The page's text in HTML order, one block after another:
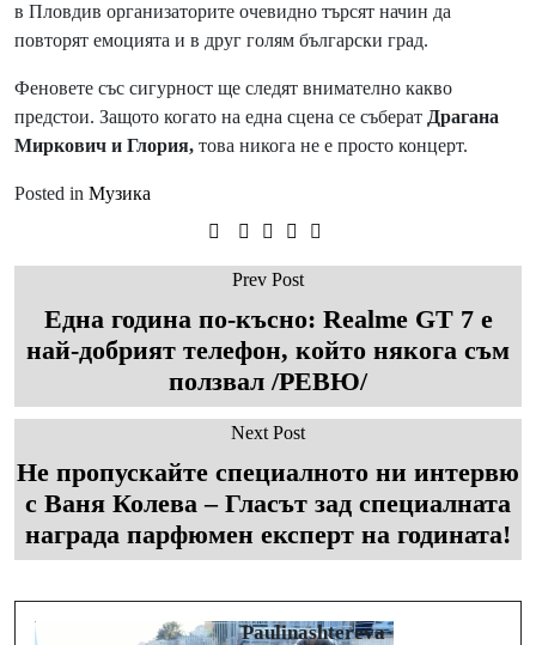
в Пловдив организаторите очевидно търсят начин да
повторят емоцията и в друг голям български град.
Феновете със сигурност ще следят внимателно какво
предстои. Защото когато на една сцена се съберат Драгана
Миркович и Глория, това никога не е просто концерт.
Posted in Музика
Prev Post
Една година по-късно: Realme GT 7 е
най-добрият телефон, който някога съм
ползвал /РЕВЮ/
Next Post
Не пропускайте специалното ни интервю
с Ваня Колева – Гласът зад специалната
награда парфюмен експерт на годината!
Paulinashtereva